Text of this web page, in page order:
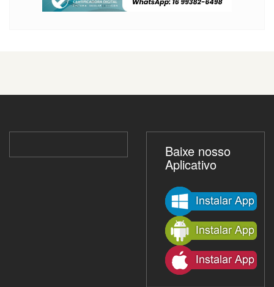
Baixe nosso
Aplicativo